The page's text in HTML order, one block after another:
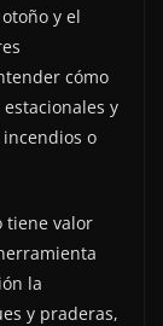
y el
cómo
y
o
tiene valor
la
y praderas,